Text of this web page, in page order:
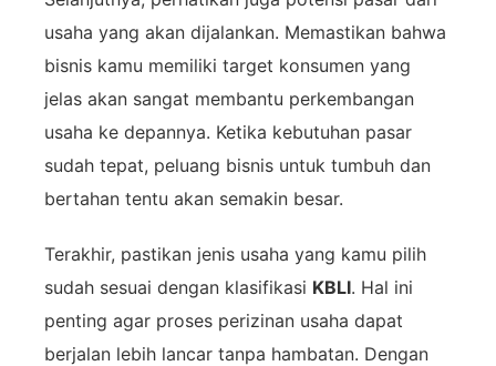
usaha yang akan dijalankan. Memastikan bahwa
bisnis kamu memiliki target konsumen yang
jelas akan sangat membantu perkembangan
usaha ke depannya. Ketika kebutuhan pasar
sudah tepat, peluang bisnis untuk tumbuh dan
bertahan tentu akan semakin besar.
Terakhir, pastikan jenis usaha yang kamu pilih
sudah sesuai dengan klasifikasi KBLI. Hal ini
penting agar proses perizinan usaha dapat
berjalan lebih lancar tanpa hambatan. Dengan